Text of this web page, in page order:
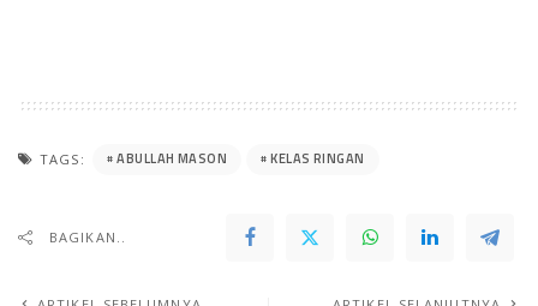
TAGS: ABULLAH MASON KELAS RINGAN
BAGIKAN..